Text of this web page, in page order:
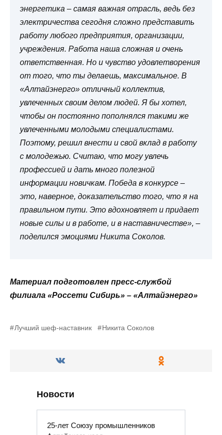
энергетика – самая важная отрасль, ведь без
электричества сегодня сложно представить
работу любого предприятия, организации,
учреждения. Работа наша сложная и очень
ответственная. Но и чувство удовлетворения
от того, что ты делаешь, максимальное. В
«Алтайэнерго» отличный коллектив,
увлеченных своим делом людей. Я бы хотел,
чтобы он постоянно пополнялся такими же
увлеченными молодыми специалистами.
Поэтому, решил внести и свой вклад в работу
с молодежью. Считаю, что могу увлечь
профессией и дать много полезной
информации новичкам. Победа в конкурсе –
это, наверное, доказательство того, что я на
правильном пути. Это вдохновляет и придает
новые силы и в работе, и в наставничестве», –
поделился эмоциями Никита Соколов.
Материал подготовлен пресс-службой
филиала «Россети Сибирь» – «Алтайэнерго»
Лучший шеф-наставник Никита Соколов
Новости
25-лет Союзу промышленников